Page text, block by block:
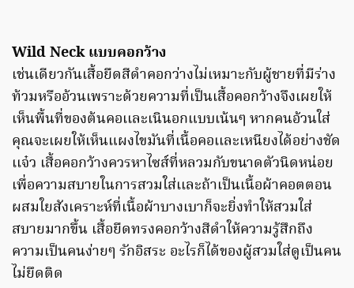
Wild Neck แบบคอกว้าง
เช่นเดียวกันเสื้อยืดสีดำคอกว่างไม่เหมาะกับผู้ชายที่มีร่าง
ท้วมหรืออ้วนเพราะด้วยความที่เป็นเสื้อคอกว้างจึงเผยให้
เห็นพื้นที่ของต้นคอเเละเนินอกแบบเน้นๆ หากคนอ้วนใส่
คุณจะเผยให้เห็นแผงไขมันที่เนื้อคอเเละเหนียงได้อย่างชัด
เเจ๋ว เสื้อคอกว้างควรหาไซส์ที่หลวมกับขนาดตัวนิดหน่อย
เพื่อความสบายในการสวมใส่เเละถ้าเป็นเนื้อผ้าคอตตอน
ผสมใยสังเคราะห์ที่เนื้อผ้าบางเบาก็จะยิ่งทำให้สวมใส่
สบายมากขึ้น เสื้อยืดทรงคอกว้างสีดำให้ความรู้สึกถึง
ความเป็นคนง่ายๆ รักอิสระ อะไรก็ได้ของผู้สวมใส่ดูเป็นคน
ไม่ยึดติด